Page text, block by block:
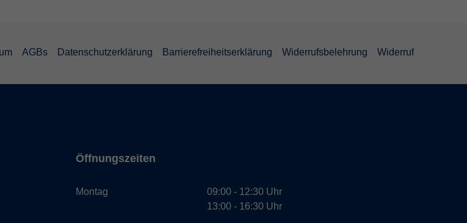
AGBs Datenschutzerklärung Barrierefreiheitserklärung Widerrufsbelehrung Widerruf
Öffnungszeiten
Montag
09:00 - 12:30 Uhr
13:00 - 16:30 Uhr